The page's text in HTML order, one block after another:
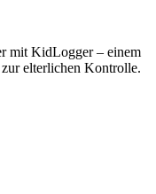
mit KidLogger – einem
elterlichen Kontrolle.